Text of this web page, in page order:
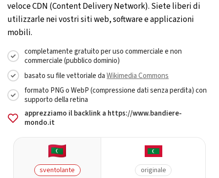
veloce CDN (Content Delivery Network). Siete liberi di
utilizzarle nei vostri siti web, software e applicazioni
mobili.
completamente gratuito per uso commerciale e non
commerciale (pubblico dominio)
basato su file vettoriale daWikimedia Commons
formato PNG o WebP (compressione dati senza perdita) con
supporto della retina
apprezziamo il backlink a https://www.bandiere-
mondo.it
sventolante
originale